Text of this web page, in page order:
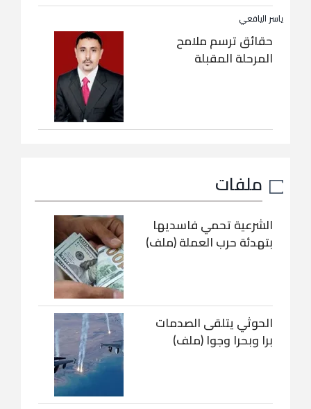
ياسر اليافعي
حقائق ترسم ملامح
المرحلة المقبلة
ملفات
الشرعية تحمي فاسديها
بتهدئة حرب العملة (ملف)
الحوثي يتلقى الصدمات
برا وبحرا وجوا (ملف)